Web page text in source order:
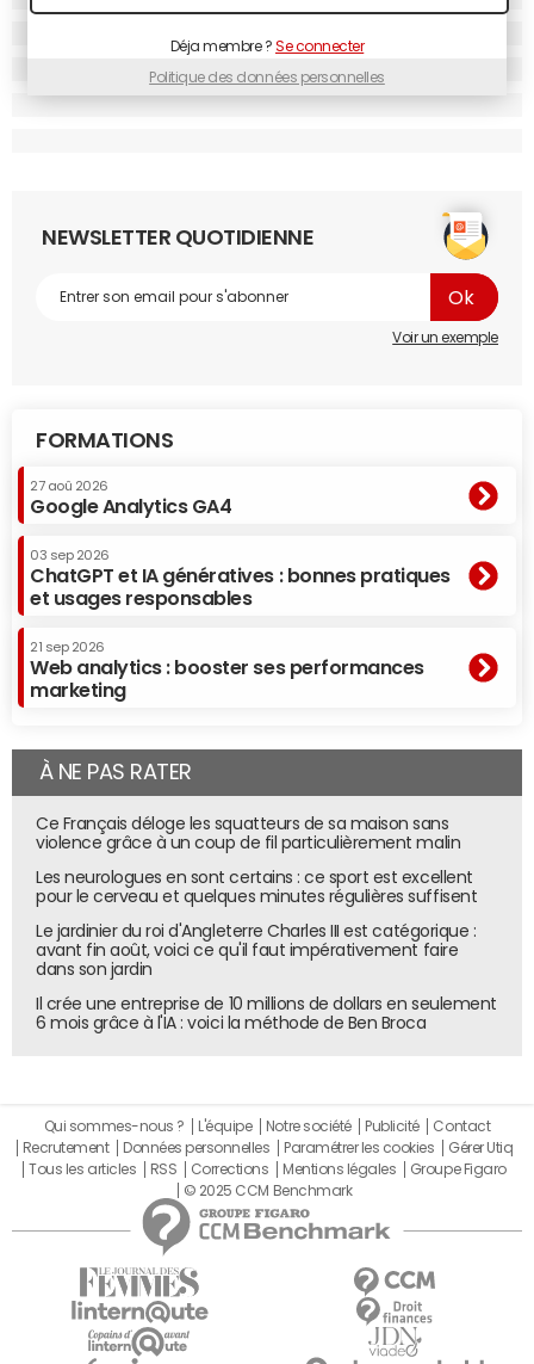
Déja membre ?Se connecter
Politique des données personnelles
NEWSLETTER QUOTIDIENNE
Voir un exemple
FORMATIONS
27 aoû 2026
Google Analytics GA4
03 sep 2026
ChatGPT et IA génératives : bonnes pratiques
et usages responsables
21 sep 2026
Web analytics : booster ses performances
marketing
À NE PAS RATER
Ce Français déloge les squatteurs de sa maison sans
violence grâce à un coup de fil particulièrement malin
Les neurologues en sont certains : ce sport est excellent
pour le cerveau et quelques minutes régulières suffisent
Le jardinier du roi d'Angleterre Charles III est catégorique :
avant fin août, voici ce qu'il faut impérativement faire
dans son jardin
Il crée une entreprise de 10 millions de dollars en seulement
6 mois grâce à l'IA : voici la méthode de Ben Broca
Qui sommes-nous ? L'équipe Notre société Publicité
Contact
Recrutement
Données personnelles Paramétrer les cookies
Gérer Utiq
Tous les articles
RSS Corrections Mentions légales
Groupe Figaro
© 2025 CCM Benchmark